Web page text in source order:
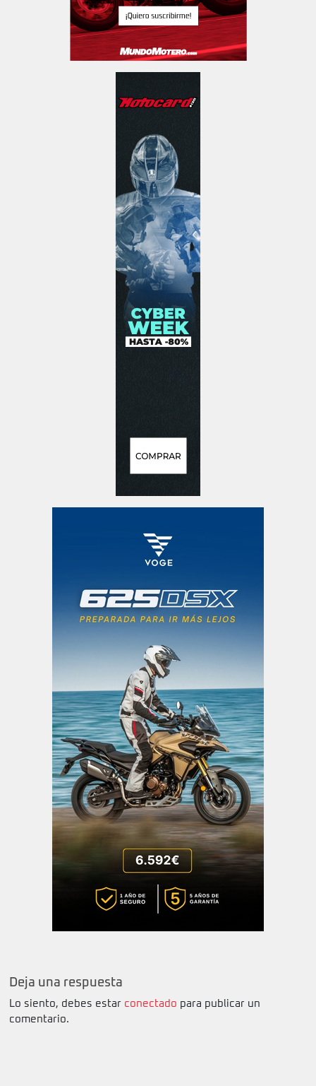
Deja una respuesta
Lo siento, debes estar conectado para publicar un
comentario.